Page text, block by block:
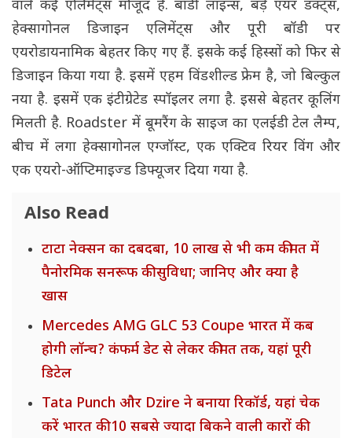
वाले कई एलिमेंट्स मौजूद हैं. बॉडी लाइन्स, बड़े एयर डक्ट्स,
हेक्सागोनल डिजाइन एलिमेंट्स और पूरी बॉडी पर
एयरोडायनामिक बेहतर किए गए हैं. इसके कई हिस्सों को फिर से
डिजाइन किया गया है. इसमें एहम विंडशील्ड फ्रेम है, जो बिल्कुल
नया है. इसमें एक इंटीग्रेटेड स्पॉइलर लगा है. इससे बेहतर कूलिंग
मिलती है. Roadster में बूमरैंग के साइज का एलईडी टेल लैम्प,
बीच में लगा हेक्सागोनल एग्जॉस्ट, एक एक्टिव रियर विंग और
एक एयरो-ऑप्टिमाइज्ड डिफ्यूजर दिया गया है.
Also Read
टाटा नेक्सन का दबदबा, 10 लाख से भी कम कीमत में
पैनोरमिक सनरूफ की सुविधा; जानिए और क्या है
खास
Mercedes AMG GLC 53 Coupe भारत में कब
होगी लॉन्च? कंफर्म डेट से लेकर कीमत तक, यहां पूरी
डिटेल
Tata Punch और Dzire ने बनाया रिकॉर्ड, यहां चेक
करें भारत की 10 सबसे ज्यादा बिकने वाली कारों की